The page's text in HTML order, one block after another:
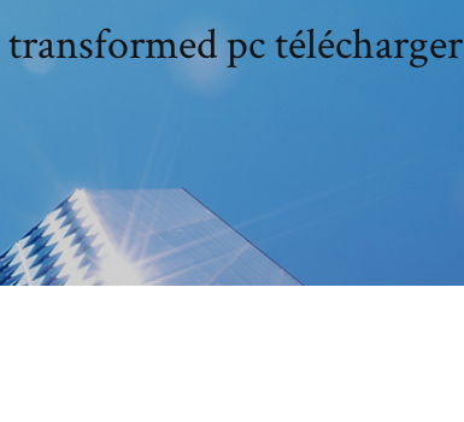
pc télécharger